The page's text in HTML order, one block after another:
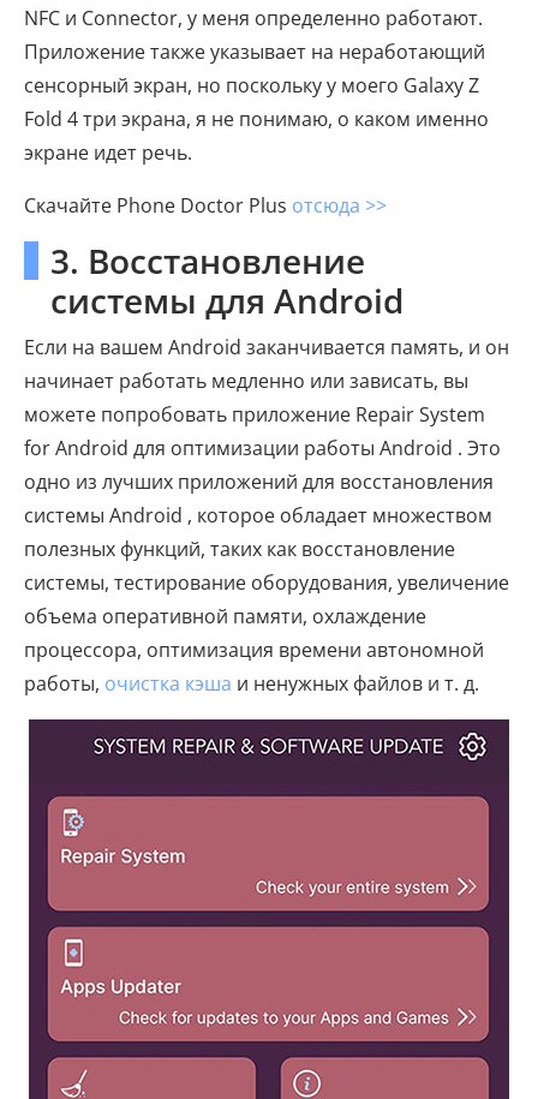
NFC и Connector, у меня определенно работают.
Приложение также указывает на неработающий
сенсорный экран, но поскольку у моего Galaxy Z
Fold 4 три экрана, я не понимаю, о каком именно
экране идет речь.
Скачайте Phone Doctor Plus отсюда >>
3. Восстановление
системы для Android
Если на вашем Android заканчивается память, и он
начинает работать медленно или зависать, вы
можете попробовать приложение Repair System
for Android для оптимизации работы Android . Это
одно из лучших приложений для восстановления
системы Android , которое обладает множеством
полезных функций, таких как восстановление
системы, тестирование оборудования, увеличение
объема оперативной памяти, охлаждение
процессора, оптимизация времени автономной
работы, очистка кэша и ненужных файлов и т. д.